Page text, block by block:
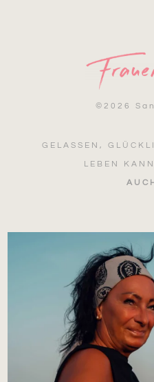
© 2026
GELASSEN,
LEBEN